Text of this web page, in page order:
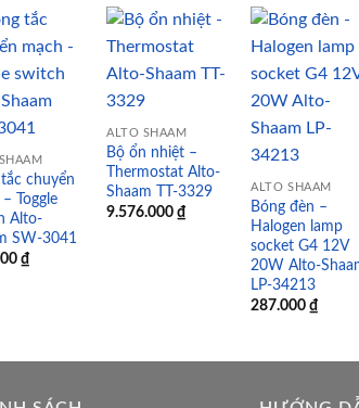
Add to
chuyển
Toggle
Alto-
SW-3041
₫
ALTO SHAAM
Bộ ổn nhiệt –
Thermostat Alto-
Shaam TT-3329
9.576.000₫
Add to
ALTO SHAAM
Bóng đèn –
Halogen lamp
socket G4 12V
20W Alto-
LP-34213
287.000₫